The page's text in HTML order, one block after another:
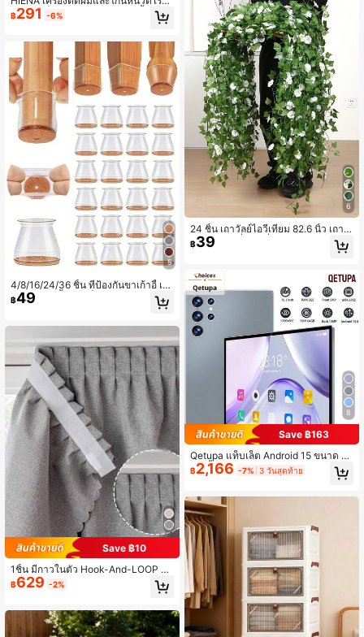
ยขนาดเล็กสำหรับผู้ชาย 1/2/3 ชิ้น ตัวเ
ลือก ชาร์จ USB-C พร้อมจอแสดงผล L
มือตัดผมที่บ้าน เหมาะสำหรับช่างตัดผ
มมือใหม่ ของขวัญวันหยุด
฿291 -6%
5
4/8/16/24/36 ชิ้น ที่ป้องกันขาเก้าอี้ เห
มาะสำหรับพื้นไม้แข็ง แผ่นรองเฟอร์นิเจ
อร์ ที่เลื่อนขาเก้าอี้ ฝาครอบขาเก้าอี้ซิลิโ
งรบกวน เหมาะสำหรับฉากในร่มต่างๆ
(สีน้ำตาล)
฿49
Save ฿10
1ชิ้น มีกาวในตัว Hook-And-LOOP ผ้า
ม่าน,Sun-Shading & ผ้าม่านฉนวนคว
ามร้อนสำหรับ Windows โดยไม่ต้องเจ
฿629 -2%
6
24 ชิ้น เถาวัลย์ไอวี่เทียม 82.6 นิ้ว เถาวั
ลย์ดอกมอร์นิ่งกลอรี่เทียม เถาวัลย์ใบไม้
สีเขียวตกแต่ง ตกแต่งบ้านและสวน ชุด
ตล์ตกแต่ง ตกแต่งปาร์ตี้และวันหยุด
฿39
8
Save ฿163
Qetupa แท็บเล็ต Android 15 ขนาด 1
0.1 นิ้ว Z50 RAM 3GB+ROM 64GB,
โปรเซสเซอร์ MTK 6755 Octa-Core 1.
00), BT 5.2&802.11ac WiFi5, GPS, ก
ล้องหน้า 5MP&กล้องหลัง 13MP, แบตเ
ตอรี่ขนาดใหญ่ 6000mAh, ไม่รองรับซิ
มการ์ด (ไม่มีอะแดปเตอร์)
฿2,166 -7% 3 วันสุดท้าย